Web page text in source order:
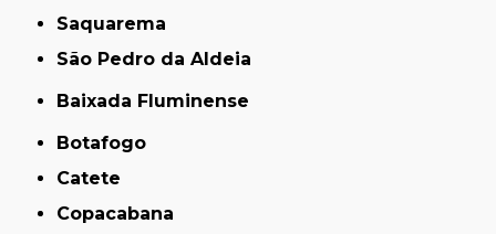
Saquarema
São Pedro da Aldeia
Baixada Fluminense
Botafogo
Catete
Copacabana